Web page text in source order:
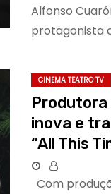
Alfonso
protagonista
CINEMA TEATRO TV
Produtora
inova e
“All This
Com